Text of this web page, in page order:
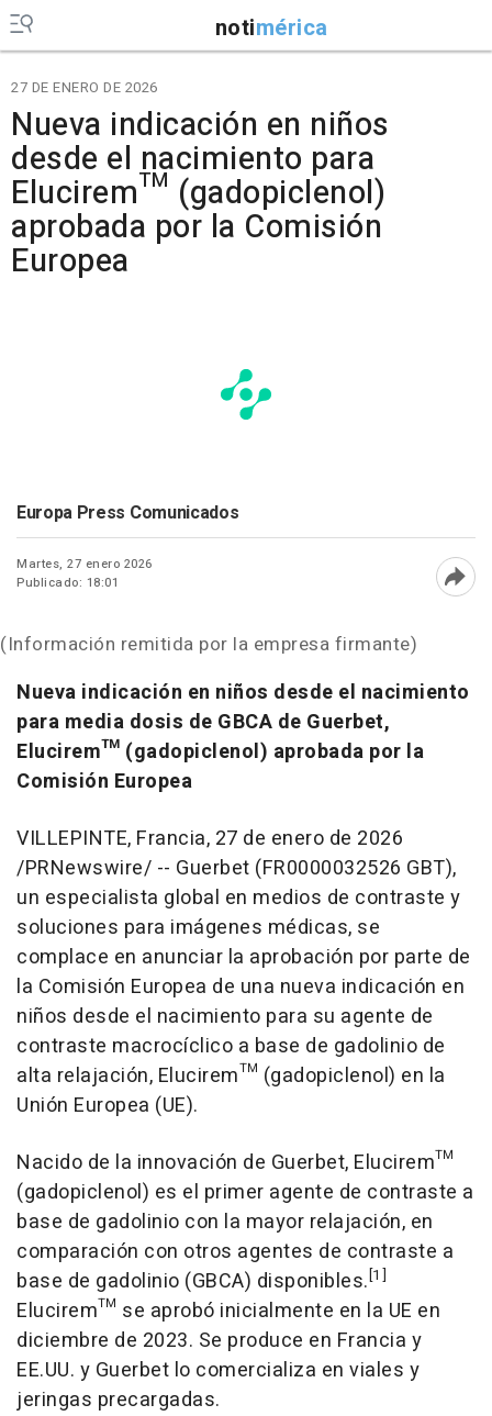
notimérica
27 DE ENERO DE 2026
Nueva indicación en niños
desde el nacimiento para
Elucirem™ (gadopiclenol)
aprobada por la Comisión
Europea
Europa Press Comunicados
Martes, 27 enero 2026
Publicado: 18:01
(Información remitida por la empresa firmante)
Nueva indicación en niños desde el nacimiento
para media dosis de GBCA de Guerbet,
Elucirem™ (gadopiclenol) aprobada por la
Comisión Europea
VILLEPINTE, Francia, 27 de enero de 2026
/PRNewswire/ -- Guerbet (FR0000032526 GBT),
un especialista global en medios de contraste y
soluciones para imágenes médicas, se
complace en anunciar la aprobación por parte de
la Comisión Europea de una nueva indicación en
niños desde el nacimiento para su agente de
contraste macrocíclico a base de gadolinio de
alta relajación, Elucirem™ (gadopiclenol) en la
Unión Europea (UE).
Nacido de la innovación de Guerbet, Elucirem™
(gadopiclenol) es el primer agente de contraste a
base de gadolinio con la mayor relajación, en
comparación con otros agentes de contraste a
base de gadolinio (GBCA) disponibles. [1]
Elucirem™ se aprobó inicialmente en la UE en
diciembre de 2023. Se produce en Francia y
EE.UU. y Guerbet lo comercializa en viales y
jeringas precargadas.